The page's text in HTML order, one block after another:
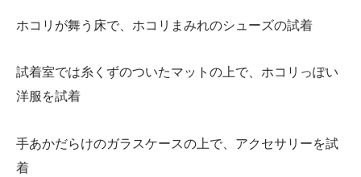
ホコリが舞う床で、ホコリまみれのシューズの試着
試着室では糸くずのついたマットの上で、ホコリっぽい
洋服を試着
手あかだらけのガラスケースの上で、アクセサリーを試
着